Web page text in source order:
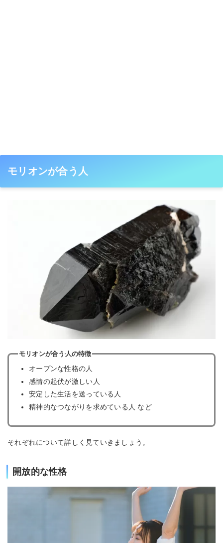
モリオンが合う人
モリオンが合う人の特徴
オープンな性格の人
感情の起伏が激しい人
安定した生活を送っている人
精神的なつながりを求めている人 など
それぞれについて詳しく見ていきましょう。
開放的な性格